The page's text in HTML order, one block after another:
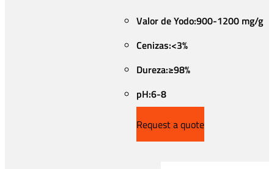
Valor de Yodo:900-1200 mg/g
Cenizas:<3%
Dureza:≥98%
pH:6-8
Request a quote